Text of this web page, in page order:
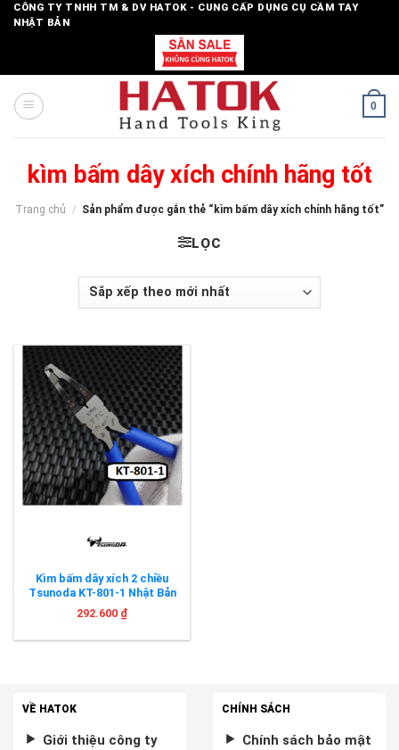
SkipCÔNG TY TNHH TM & DV HATOK - CUNG CẤP DỤNG CỤ CẦM TAY
NHẬT BẢN
0
kìm bấm dây xích chính hãng tốt
Trang chủ / Sản phẩm được gắn thẻ “kìm bấm dây xích chính hãng tốt”
LỌC
Kìm bấm dây xích 2 chiều
Tsunoda KT-801-1 Nhật Bản
292.600 ₫
VỀ HATOK
Giới thiệu công ty
CHÍNH SÁCH
Chính sách bảo mật